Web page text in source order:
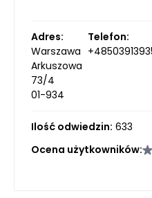
Adres:
Warszawa
Arkuszowa
73/4
01-934
Telefon:
Ilość odwiedzin: 633
Ocena użytkowników: